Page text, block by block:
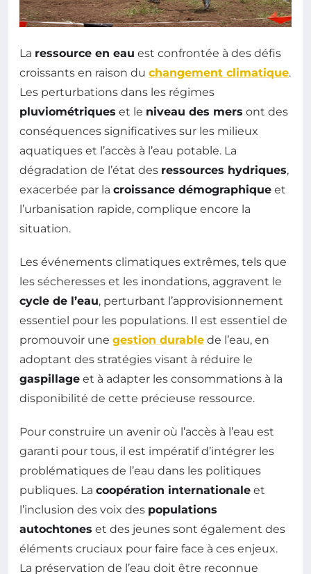
La ressource en eau est confrontée à des défis
croissants en raison du changement climatique.
Les perturbations dans les régimes
pluviométriques et le niveau des mers ont des
conséquences significatives sur les milieux
aquatiques et l’accès à l’eau potable. La
dégradation de l’état des ressources hydriques,
exacerbée par la croissance démographique et
l’urbanisation rapide, complique encore la
situation.
Les événements climatiques extrêmes, tels que
les sécheresses et les inondations, aggravent le
cycle de l’eau, perturbant l’approvisionnement
essentiel pour les populations. Il est essentiel de
promouvoir une gestion durable de l’eau, en
adoptant des stratégies visant à réduire le
gaspillage et à adapter les consommations à la
disponibilité de cette précieuse ressource.
Pour construire un avenir où l’accès à l’eau est
garanti pour tous, il est impératif d’intégrer les
problématiques de l’eau dans les politiques
publiques. La coopération internationale et
l’inclusion des voix des populations
autochtones et des jeunes sont également des
éléments cruciaux pour faire face à ces enjeux.
La préservation de l’eau doit être reconnue